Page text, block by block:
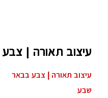
עיצוב תאורה |
עיצוב תאורה | צבע בבאר
שבע